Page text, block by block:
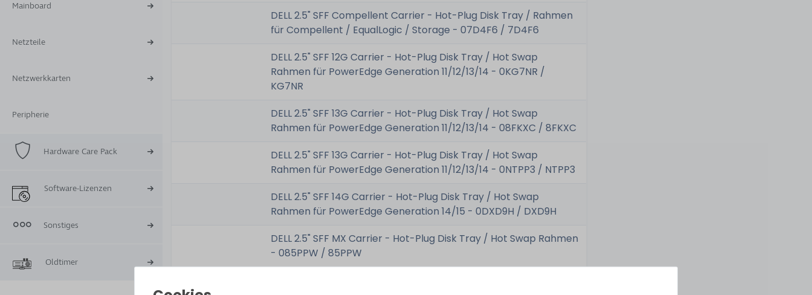
Mainboard
Netzteile
Netzwerkkarten
Peripherie
Hardware Care Pack
Software-Lizenzen
Sonstiges
Oldtimer
DELL 2.5" SFF Compellent Carrier - Hot-Plug Disk Tray / Rahmen
für Compellent / EqualLogic / Storage - 07D4F6 / 7D4F6
DELL 2.5" SFF 12G Carrier - Hot-Plug Disk Tray / Hot Swap
Rahmen für PowerEdge Generation 11/12/13/14 - 0KG7NR /
KG7NR
DELL 2.5" SFF 13G Carrier - Hot-Plug Disk Tray / Hot Swap
Rahmen für PowerEdge Generation 11/12/13/14 - 08FKXC / 8FKXC
DELL 2.5" SFF 13G Carrier - Hot-Plug Disk Tray / Hot Swap
Rahmen für PowerEdge Generation 11/12/13/14 - 0NTPP3 / NTPP3
DELL 2.5" SFF 14G Carrier - Hot-Plug Disk Tray / Hot Swap
Rahmen für PowerEdge Generation 14/15 - 0DXD9H / DXD9H
DELL 2.5" SFF MX Carrier - Hot-Plug Disk Tray / Hot Swap Rahmen
- 085PPW / 85PPW